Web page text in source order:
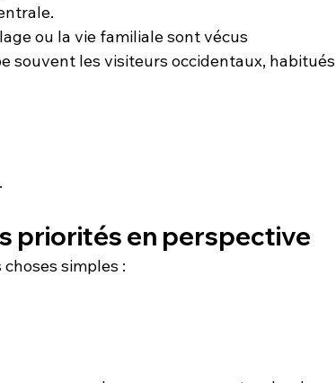
ou la vie familiale sont vécus
souvent les visiteurs occidentaux, habitués
priorités en perspective
simples :